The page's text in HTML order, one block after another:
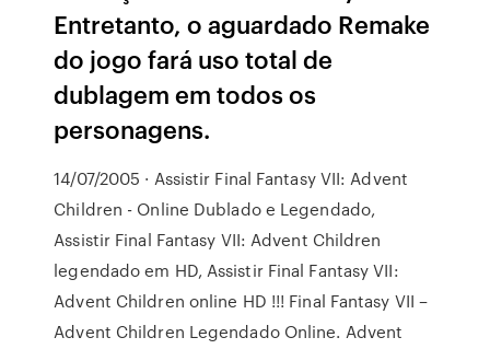
Entretanto, o aguardado Remake
do jogo fará uso total de
dublagem em todos os
personagens.
14/07/2005 · Assistir Final Fantasy VII: Advent
Children - Online Dublado e Legendado,
Assistir Final Fantasy VII: Advent Children
legendado em HD, Assistir Final Fantasy VII:
Advent Children online HD !!! Final Fantasy VII –
Advent Children Legendado Online. Advent